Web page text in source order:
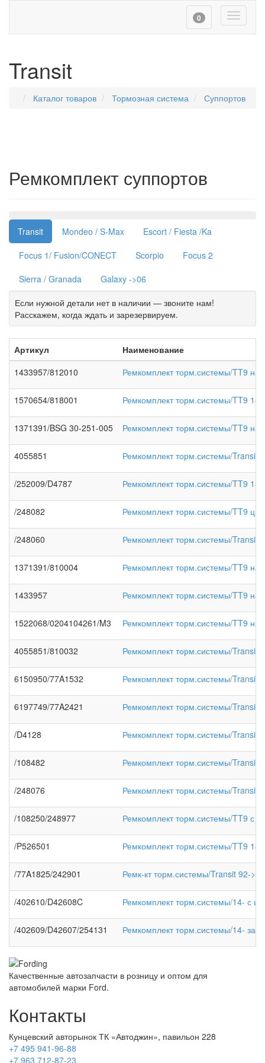
Toggle
0
Transit
Каталог товаров Тормозная система Суппортов
Ремкомплект суппортов
Transit
Mondeo / S-Max
Escort / Fiesta /Ka
Focus 1/ Fusion/CONECT
Scorpio
Focus 2
Sierra / Granada
Galaxy ->06
Если нужной детали нет в наличии — звоните нам!
Расскажем, когда ждать и зарезервируем.
Артикул
Наименование
1433957/812010
Ремкомплект торм.системы/TT9
1570654/818001 Ремкомплект торм.системы/TT9
1371391/BSG 30-251-005 Ремкомплект торм.системы/TT9
4055851 Ремкомплект торм.системы/Transit
/252009/D4787 Ремкомплект торм.системы/TT9
/248082 Ремкомплект торм.системы/TT9
/248060 Ремкомплект торм.системы/Transit
1371391/810004 Ремкомплект торм.системы/TT9
1433957 Ремкомплект торм.системы/TT9
1522068/0204104261/M3 Ремкомплект торм.системы/TT9
4055851/810032 Ремкомплект торм.системы/Transit
6150950/77A1532 Ремкомплект торм.системы/
6197749/77A2421 Ремкомплект торм.системы/Transit
/D4128 Ремкомплект торм.системы/
/108482 Ремкомплект торм.системы/Transit
/248076 Ремкомплект торм.системы/Transit
/108250/248977 Ремкомплект торм.системы/TT9 с
/P526501 Ремкомплект торм.системы/TT9
/77A1825/242901 Ремк-кт торм.системы/Transit 92-
/402610/D42608C Ремкомплект торм.системы/14- с
/402609/D42607/254131 Ремкомплект торм.системы/14- зад
Качественные автозапчасти в розницу и оптом для
автомобилей марки Ford.
Контакты
Кунцевский авторынок ТК «Автоджин», павильон 228
+7 495 941-96-88
+7 963 712-87-23